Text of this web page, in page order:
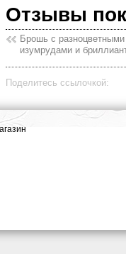
Отзывы
Брошь с
изумрудами и
Поделитесь ссылочкой: